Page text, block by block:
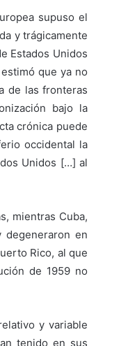
supuso el
y trágicamente
Estados Unidos
que ya no
de las fronteras
bajo la
crónica puede
occidental la
Unidos […] al
mientras Cuba,
degeneraron en
Rico, al que
de 1959 no
y variable
tenido en sus